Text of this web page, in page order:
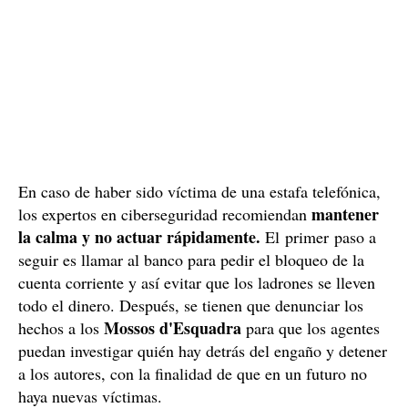
En caso de haber sido víctima de una estafa telefónica,
los expertos en ciberseguridad recomiendan mantener
la calma y no actuar rápidamente. El primer paso a
seguir es llamar al banco para pedir el bloqueo de la
cuenta corriente y así evitar que los ladrones se lleven
todo el dinero. Después, se tienen que denunciar los
hechos a los Mossos d'Esquadra para que los agentes
puedan investigar quién hay detrás del engaño y detener
a los autores, con la finalidad de que en un futuro no
haya nuevas víctimas.